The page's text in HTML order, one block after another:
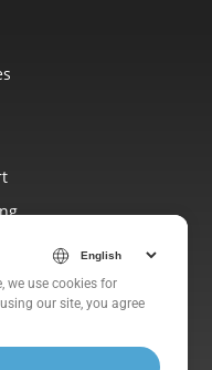
we use cookies for
our site, you agree